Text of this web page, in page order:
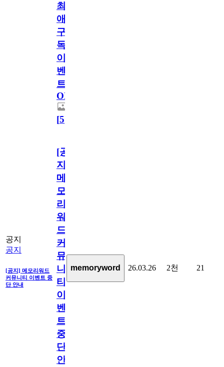
최
애
구
독
이
벤
트
OPEN!
[5]
공지
공지
[공지] 메모리워드
커뮤니티 이벤트 중
단 안내
[공
지]
메
모
리
워
드
커
뮤
니
티
이
벤
트
중
단
안
memoryword 26.03.26 2천 21